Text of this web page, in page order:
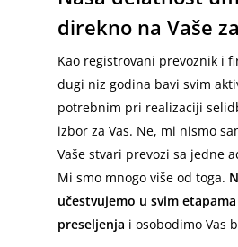
direkno na Vaše
Kao registrovani prevoznik i
dugi niz godina bavi svim
potrebnim pri realizaciji
izbor za Vas. Ne, mi nismo
Vaše stvari prevozi sa jedne
Mi smo mnogo više od toga.
učestvujemo u svim etapama
preseljenja i osobodimo Vas
O